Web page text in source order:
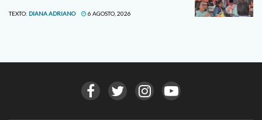
TEXTO: DIANA ADRIANO 6 AGOSTO, 2026